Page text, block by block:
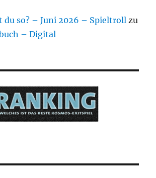
du so? – Juni 2026 – Spieltroll zu
– Digital